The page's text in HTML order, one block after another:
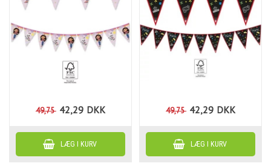
49,75 42,29 DKK 49,75 42,29 DKK